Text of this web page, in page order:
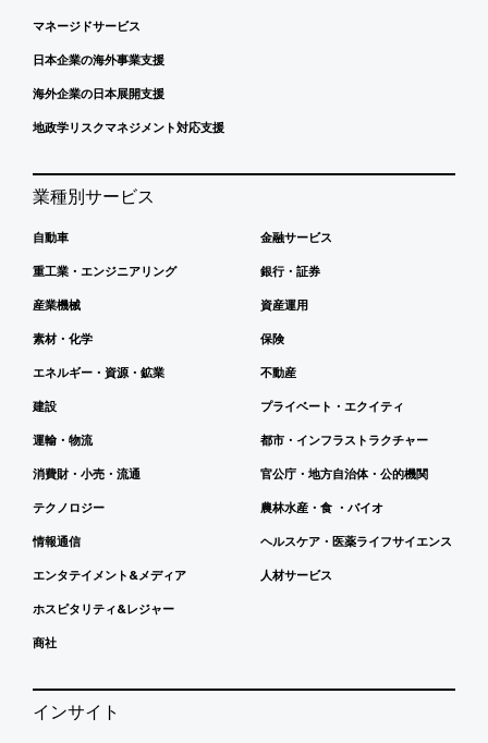
マネージドサービス
日本企業の海外事業支援
海外企業の日本展開支援
地政学リスクマネジメント対応支援
業種別サービス
自動車
重工業・エンジニアリング
産業機械
素材・化学
エネルギー・資源・鉱業
建設
運輸・物流
消費財・小売・流通
テクノロジー
情報通信
エンタテイメント&メディア
ホスピタリティ&レジャー
商社
金融サービス
銀行・証券
資産運用
保険
不動産
プライベート・エクイティ
都市・インフラストラクチャー
官公庁・地方自治体・公的機関
農林水産・食 ・バイオ
ヘルスケア・医薬ライフサイエンス
人材サービス
インサイト